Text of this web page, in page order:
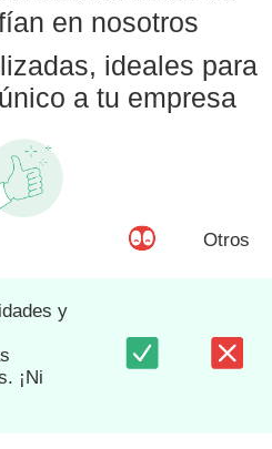
en nosotros
ideales para
a tu empresa
Otros
y
¡Ni